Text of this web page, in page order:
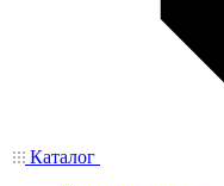
Каталог